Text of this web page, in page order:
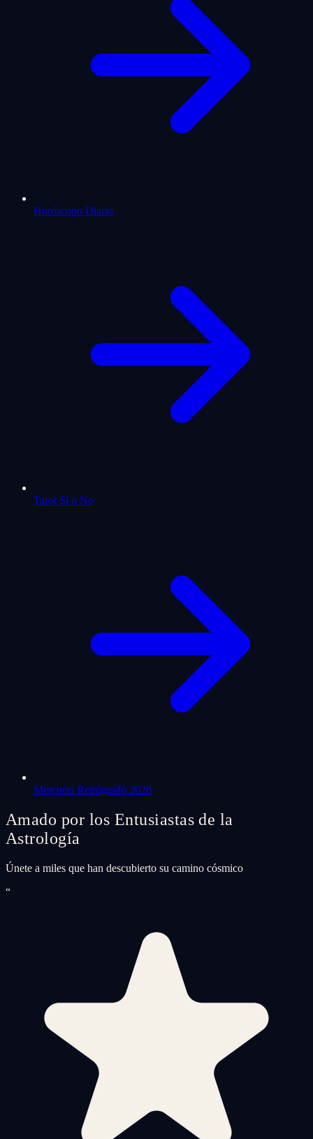
Horóscopo Diario
Tarot Sí o No
Mercurio Retrógrado 2026
Amado por los Entusiastas de la
Astrología
Únete a miles que han descubierto su camino cósmico
“